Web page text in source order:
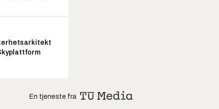
En tjeneste fra